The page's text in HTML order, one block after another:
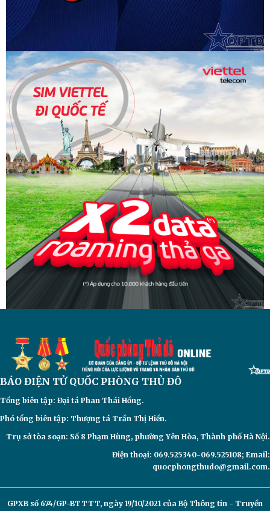
BÁO ĐIỆN TỬQUỐC PHÒNG THỦ ĐÔ
Tổng biên tập: Đại tá Phan Thái Hồng.
Phó tổng biên tập: Thượng tá Trần Thị Hiền.
Trụ sở tòa soạn: Số 8 Phạm Hùng, phường Yên Hòa, Thành phố Hà Nội.
Điện thoại: 069.525340-069.525108; Email:
quocphongthudo@gmail.com.
GPXB số 674/GP-BTTTT, ngày 19/10/2021 của Bộ Thông tin - Truyền